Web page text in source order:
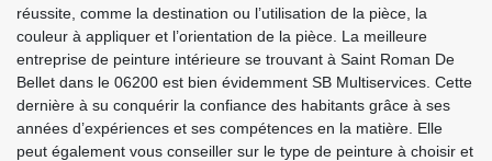
réussite, comme la destination ou l’utilisation de la pièce, la
couleur à appliquer et l’orientation de la pièce. La meilleure
entreprise de peinture intérieure se trouvant à Saint Roman De
Bellet dans le 06200 est bien évidemment SB Multiservices. Cette
dernière à su conquérir la confiance des habitants grâce à ses
années d’expériences et ses compétences en la matière. Elle
peut également vous conseiller sur le type de peinture à choisir et